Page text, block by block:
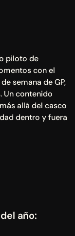
piloto de
con el
semana de GP,
Un contenido
allá del casco
dentro y fuera
año: